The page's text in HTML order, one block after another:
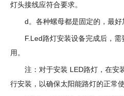
灯头接线应符合要求。
d。各种螺母都是固定的，最好
F.Led路灯安装设备完成后，
用。
注：对于安装 LED路灯，在安
行安装，以确保太阳能路灯的正常